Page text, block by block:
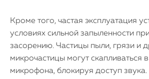
Кроме того, частая эксплуатация
условиях сильной запыленности
засорению. Частицы пыли, грязи и
микрочастицы могут скапливаться
микрофона, блокируя доступ